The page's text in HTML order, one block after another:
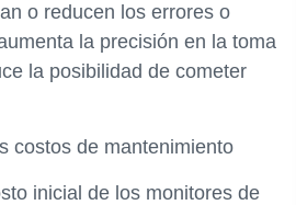
o reducen los errores o
la precisión en la toma
la posibilidad de cometer
costos de mantenimiento
inicial de los monitores de